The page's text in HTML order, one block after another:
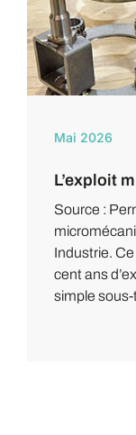
Mai 2026
L’exploit
Source :
Industrie.
cent ans
simple